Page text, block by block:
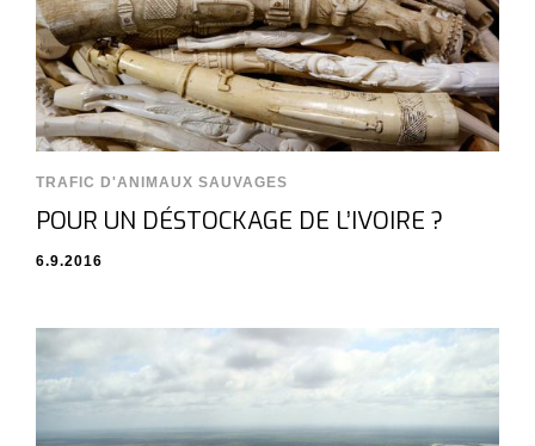
TRAFIC D'ANIMAUX SAUVAGES
POUR UN DÉSTOCKAGE DE L’IVOIRE ?
6.9.2016